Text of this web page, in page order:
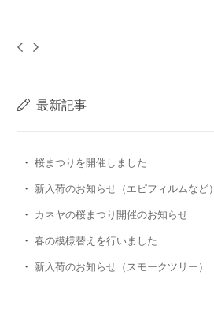
最新記事
桜まつりを開催しました
新入荷のお知らせ（エピフィルムなど）
カネヤの桜まつり開催のお知らせ
春の模様替えを行いました
新入荷のお知らせ（スモークツリー）